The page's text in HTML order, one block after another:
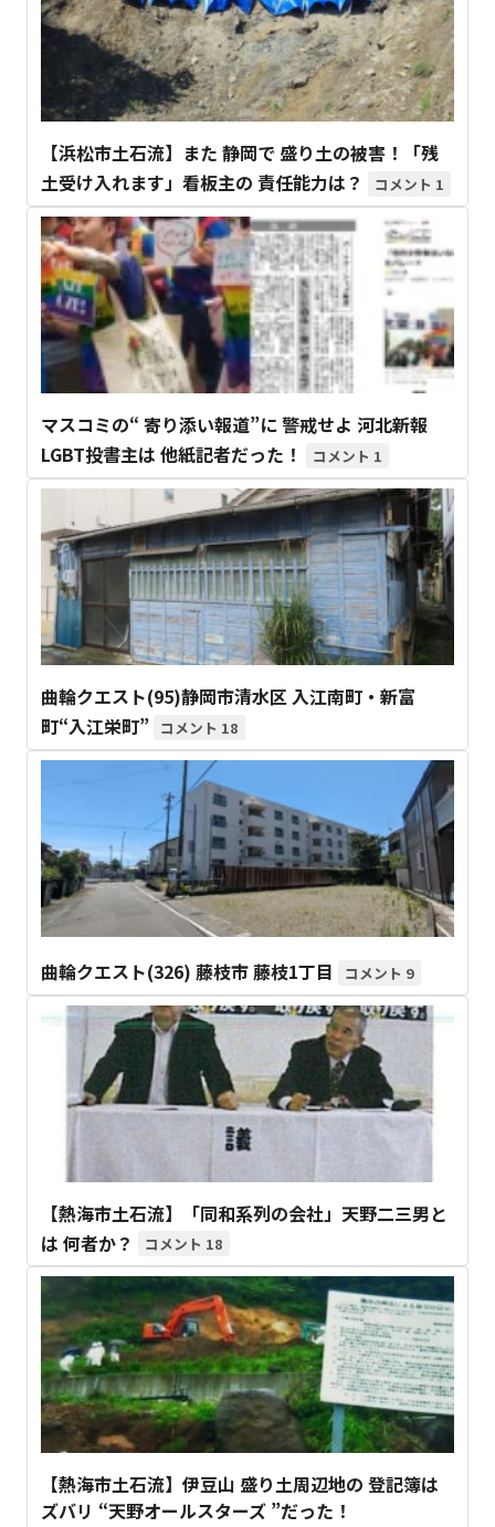
【浜松市土石流】また 静岡で 盛り土の被害！「残
土受け入れます」看板主の 責任能力は？
1
マスコミの“ 寄り添い報道”に 警戒せよ 河北新報
LGBT投書主は 他紙記者だった！
1
曲輪クエスト(95)静岡市清水区 入江南町・新富
町“入江栄町”
18
曲輪クエスト(326) 藤枝市 藤枝1丁目 9
【熱海市土石流】「同和系列の会社」天野二三男と
は 何者か？
18
【熱海市土石流】伊豆山 盛り土周辺地の 登記簿は
ズバリ “天野オールスターズ ”だった！